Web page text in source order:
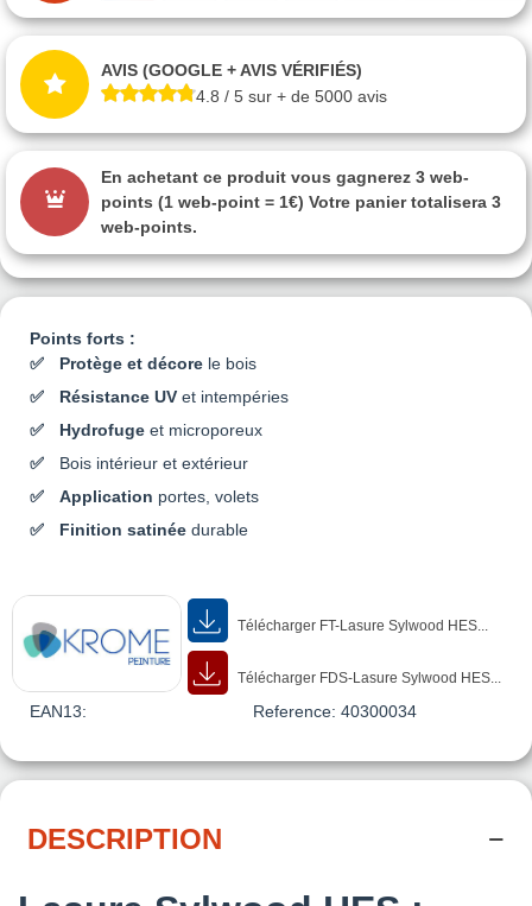
Points forts :
Protège et décore le bois
Résistance UV et intempéries
Hydrofuge et microporeux
Bois intérieur et extérieur
Application portes, volets
Finition satinée durable
Télécharger FT-Lasure Sylwood HES...
Télécharger FDS-Lasure Sylwood HES...
EAN13: Reference: 40300034
AVIS (GOOGLE + AVIS VÉRIFIÉS)
4.8 / 5 sur + de 5000 avis
En achetant ce produit vous gagnerez 3 web-
points (1 web-point = 1€) Votre panier totalisera 3
web-points.
DESCRIPTION